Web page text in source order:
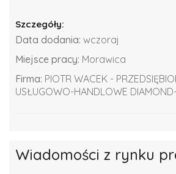
Szczegóły:
Data dodania: wczoraj
Miejsce pracy: Morawica
Firma: PIOTR WACEK -
USŁUGOWO-HANDLOWE
Wiadomości z rynku